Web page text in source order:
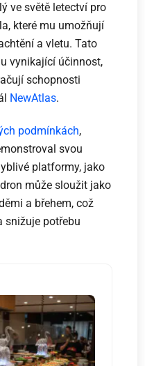
ve světě letectví pro
které mu umožňují
a vletu. Tato
vynikající účinnost,
schopnosti
NewAtlas.
podmínkách,
svou
platformy, jako
může sloužit jako
a břehem, což
snižuje potřebu